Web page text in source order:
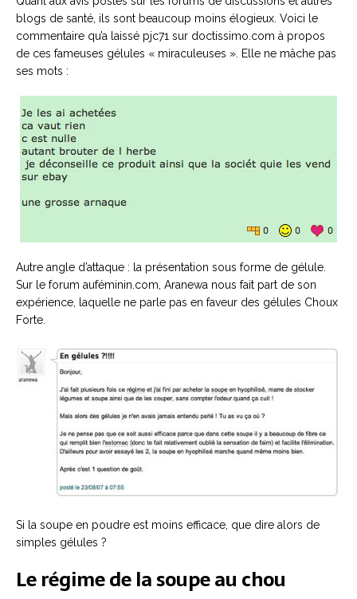
blogs de santé, ils sont beaucoup moins élogieux. Voici le
commentaire qu’a laissé pjc71 sur doctissimo.com à propos
de ces fameuses gélules « miraculeuses ». Elle ne mâche pas
ses mots :
Autre angle d’attaque : la présentation sous forme de gélule.
Sur le forum auféminin.com, Aranewa nous fait part de son
expérience, laquelle ne parle pas en faveur des gélules Choux
Forte.
Si la soupe en poudre est moins efficace, que dire alors de
simples gélules ?
Le régime de la soupe au chou